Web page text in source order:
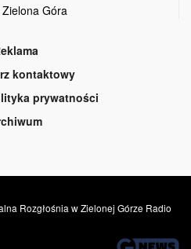
Góra
kontaktowy
prywatności
Rozgłośnia w Zielonej Górze Radio